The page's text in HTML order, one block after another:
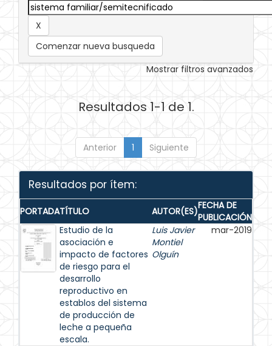
Comenzar nueva busqueda
Mostrar filtros avanzados
Resultados 1-1 de 1.
Anterior 1 Siguiente
Resultados por ítem:
PORTADATÍTULO AUTOR(ES)FECHA DE
PUBLICACIÓN
Estudio de la
asociación e
impacto de factores
de riesgo para el
desarrollo
reproductivo en
establos del sistema
de producción de
leche a pequeña
escala.
Luis Javier
Montiel
Olguín
mar-2019